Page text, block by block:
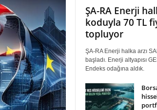
ŞA-RA Enerji
koduyla 70 TL
topluyor
ŞA-RA Enerji halka arzı
başladı. Enerji altyapısı
Endeks odağına aldık.